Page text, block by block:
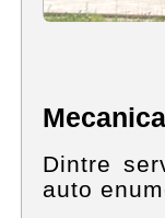
Mecanica
Dintre
auto